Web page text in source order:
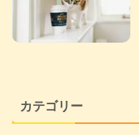
カテゴリー